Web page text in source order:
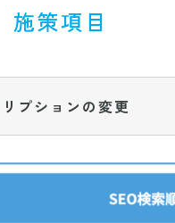
策項目
プションの変更